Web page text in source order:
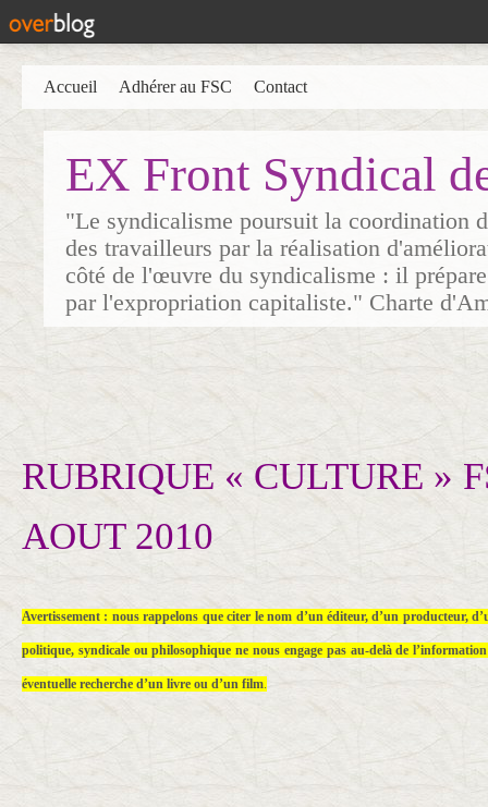
EX Front Syndical
"Le syndicalisme poursuit la coordination
des travailleurs par la réalisation
côté de l'œuvre du syndicalisme : il
par l'expropriation capitaliste." Charte
Accueil Adhérer au FSC Contact
RUBRIQUE « CULTURE »
AOUT 2010
Avertissement : nous rappelons que citer le nom d’un éditeur, d’un producteur,
politique, syndicale ou philosophique ne nous engage pas au-delà de
éventuelle recherche d’un livre ou d’un film.